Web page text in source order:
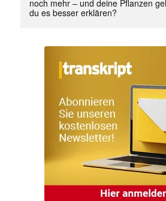
noch mehr – und deine Pflanzen
du es besser erklären?